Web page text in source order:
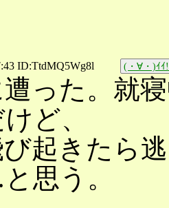
ID:TtdMQ5Wg8l (・∀・)ｲｲ
った。就
ど、
起きたら
思う。